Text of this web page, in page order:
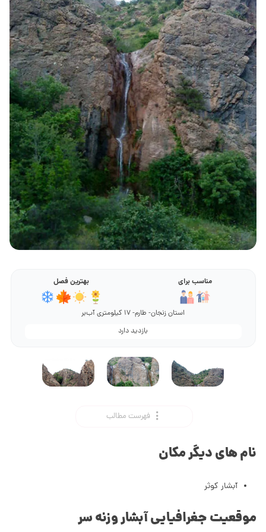
مناسب برای بهترین فصل
استان زنجان- طارم- 17 کیلومتری آب‌بر
بازدید دارد
فهرست مطالب
نام های دیگر مکان
آبشار کوثر
موقعیت جغرافیایی آبشار وزنه سر